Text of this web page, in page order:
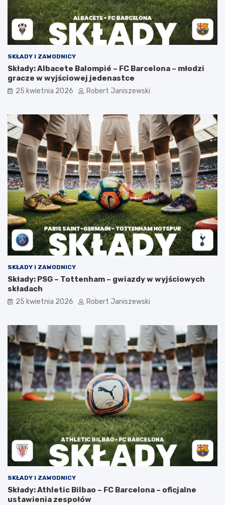
SKŁADY I ZAWODNICY
Składy: Albacete Balompié – FC Barcelona – młodzi
gracze w wyjściowej jedenastce
25 kwietnia 2026 Robert Janiszewski
SKŁADY I ZAWODNICY
Składy: PSG – Tottenham – gwiazdy w wyjściowych
składach
25 kwietnia 2026 Robert Janiszewski
SKŁADY I ZAWODNICY
Składy: Athletic Bilbao – FC Barcelona – oficjalne
ustawienia zespołów